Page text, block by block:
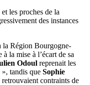
les proches de la
des instances
la Région Bourgogne-
la mise à l’écart de sa
Odoul reprenait les
tandis que Sophie
retrouvaient contraints de